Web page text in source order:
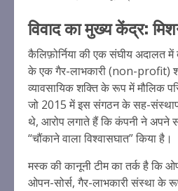
विवाद का मुख्य केंद्र:
कैलिफ़ोर्निया की एक संघीय अदालत
के एक गैर-लाभकारी (non-profit)
व्यावसायिक शक्ति के रूप में मौलिक
जो 2015 में इस संगठन के सह-
थे, आरोप लगाते हैं कि कंपनी ने
“चौंकाने वाला विश्वासघात” किया है।
मस्क की कानूनी टीम का तर्क है कि
ओपन-सोर्स, गैर-लाभकारी संस्था के